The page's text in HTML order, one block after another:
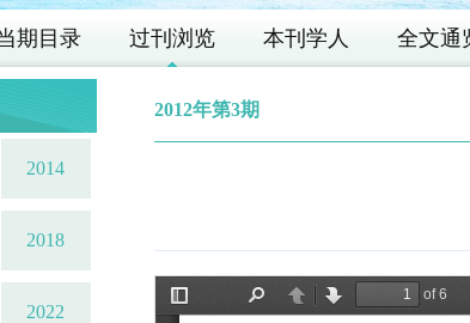
期目录 过刊浏览 本刊学人 全文通
2014
2018
2022
2012年第3期